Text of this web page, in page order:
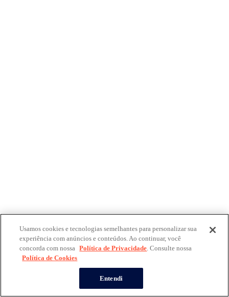
Usamos cookies e tecnologias semelhantes para personalizar sua
experiência com anúncios e conteúdos. Ao continuar, você
concorda com nossa Política de Privacidade. Consulte nossa
Política de Cookies
Entendi